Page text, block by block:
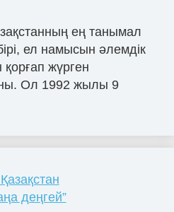
ең танымал
ел намысын әлемдік
жүрген
Ол 1992 жылы 9
деңгей”